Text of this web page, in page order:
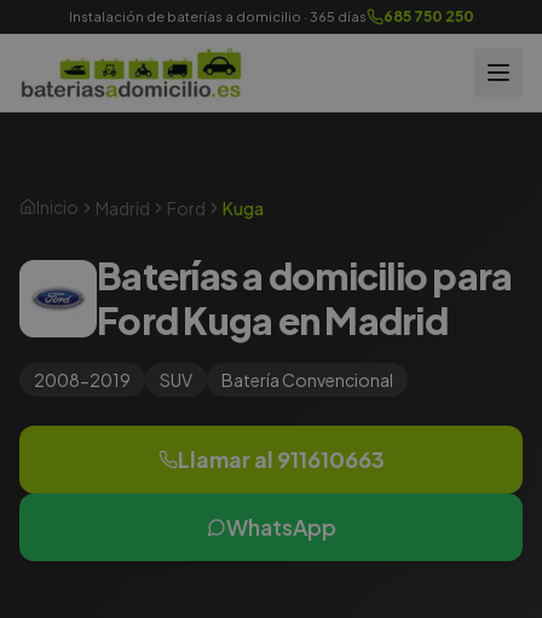
Instalación de baterías a domicilio · 365 días 685 750 250
Inicio Madrid Ford Kuga
Baterías a domicilio para
Ford Kuga en Madrid
2008-2019 SUV Batería Convencional
Llamar al 911610663
WhatsApp